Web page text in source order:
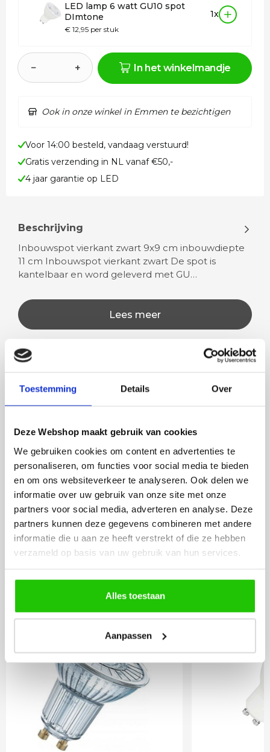
Toestemming Details Over
Deze Webshop maakt gebruik van cookies
We gebruiken cookies om content en advertenties te
personaliseren, om functies voor social media te bieden
en om ons websiteverkeer te analyseren. Ook delen we
informatie over uw gebruik van onze site met onze
partners voor social media, adverteren en analyse. Deze
partners kunnen deze gegevens combineren met andere
informatie die u aan ze heeft verstrekt of die ze hebben
verzameld op basis van uw gebruik van hun services.
Alles toestaan
Aanpassen
LED lamp 6 watt GU10 spot
DImtone
€ 12,95 per stuk
1x
− + In het winkelmandje
Ook in onze winkel in Emmen te bezichtigen
Voor 14:00 besteld, vandaag verstuurd!
Gratis verzending in NL vanaf €50,-
4 jaar garantie op LED
Beschrijving
Inbouwspot vierkant zwart 9x9 cm inbouwdiepte
11 cm Inbouwspot vierkant zwart De spot is
kantelbaar en word geleverd met GU…
Lees meer
Rian
Fijne site waar ik een mooie
besteld. De volgende dag
werd deze al bezorgd. Super
netjes en veilig verpakt.
volledig naar wens.
artikel is zeer mooi
veel sfeer, het is ook
eenvoudig te
BESTELINCLUSIEF
LICHTBRONNEN
Philips LED lamp 3w